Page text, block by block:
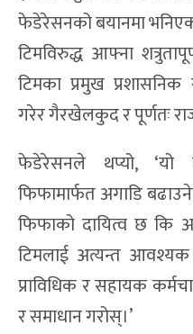
फेडेरेसनको बयानमा
टिमविरुद्ध आफ्ना
टिमका प्रमुख
गरेर गैरखेलकुद र पूर्णतः
फेडेरेसनले थप्यो, ‘यो
फिफामार्फत अगाडि
फिफाको दायित्व छ कि
टिमलाई अत्यन्त आवश्यक
प्राविधिक र सहायक
र समाधान गरोस्।’